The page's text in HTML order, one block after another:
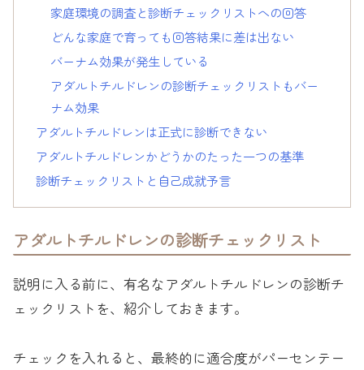
家庭環境の調査と診断チェックリストへの回答
どんな家庭で育っても回答結果に差は出ない
バーナム効果が発生している
アダルトチルドレンの診断チェックリストもバー
ナム効果
アダルトチルドレンは正式に診断できない
アダルトチルドレンかどうかのたった一つの基準
診断チェックリストと自己成就予言
アダルトチルドレンの診断チェックリスト
説明に入る前に、有名なアダルトチルドレンの診断チ
ェックリストを、紹介しておきます。
チェックを入れると、最終的に適合度がパーセンテー